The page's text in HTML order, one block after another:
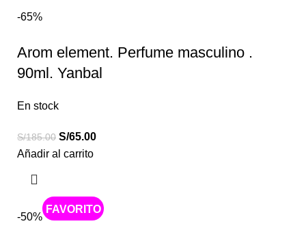
-65%
Arom element. Perfume masculino .
90ml. Yanbal
En stock
S/185.00 S/65.00
Añadir al carrito
-50%
Caliente